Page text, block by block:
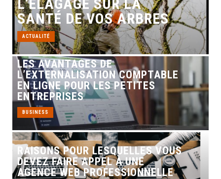
L’ÉLAGAGE SUR LA
SANTÉ DE VOS ARBRES
ACTUALITÉ
LES AVANTAGES DE
L’EXTERNALISATION COMPTABLE
EN LIGNE POUR LES PETITES
ENTREPRISES
BUSINESS
RAISONS POUR LESQUELLES VOUS
DEVEZ FAIRE APPEL À UNE
AGENCE WEB PROFESSIONNELLE